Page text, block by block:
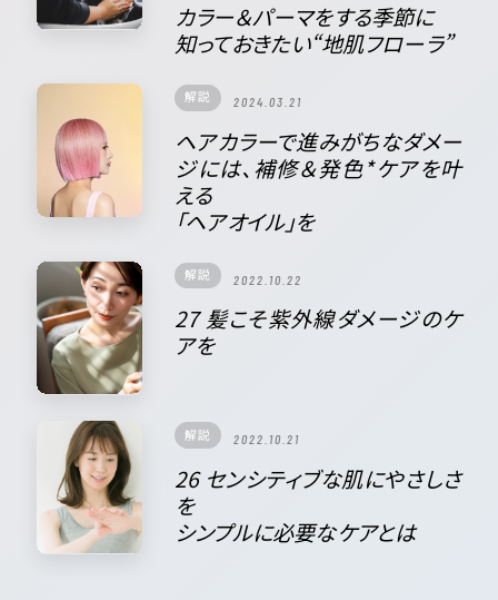
カラー＆パーマをする季節に
知っておきたい“地肌フローラ”
解説 2024.03.21
ヘアカラーで進みがちなダメー
ジには、補修＆発色*ケアを叶
える
「ヘアオイル」を
解説 2022.10.22
27 髪こそ紫外線ダメージのケ
アを
解説 2022.10.21
26 センシティブな肌にやさしさ
を
シンプルに必要なケアとは